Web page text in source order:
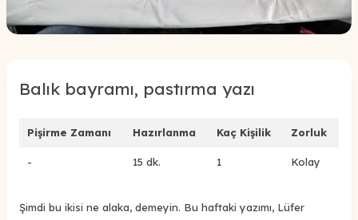
Balık bayramı, pastırma yazı
Pişirme Zamanı Hazırlanma Kaç Kişilik Zorluk
- 15 dk. 1 Kolay
Şimdi bu ikisi ne alaka, demeyin. Bu haftaki yazımı, Lüfer